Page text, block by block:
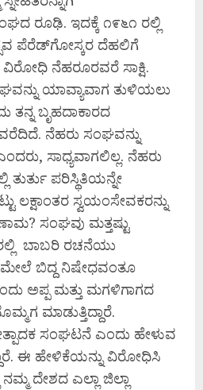
ರೂಢಿ. ಇದಕ್ಕೆ ೧೯೬೧ ರಲ್ಲಿ
ಪೆರೆಡ್‌ಗೋಸ್ಕರ ದೆಹಲಿಗೆ
ವಿರೋಧಿ ನೆಹರೂರವರೆ ಸಾಕ್ಷಿ.
ಯಾವ್ಯಾವಾಗ ತುಳಿಯಲು
ತನ್ನ ಬೃಹದಾಕಾರದ
ನೆಹರು ಸಂಘವನ್ನು
ಸಾಧ್ಯವಾಗಲಿಲ್ಲ. ನೆಹರು
ಪರಿಸ್ಥಿತಿಯನ್ನೇ
ಲಕ್ಷಾಂತರ ಸ್ವಯಂಸೇವಕರನ್ನು
ಸಂಘವು ಮತ್ತಷ್ಟು
ಬಾಬರಿ ರಚನೆಯು
ಬಿದ್ದ ನಿಷೇಧವಂತೂ
ಅಪ್ಪ ಮತ್ತು ಮಗಳಿಗಾಗದ
ಮಾಡುತ್ತಿದ್ದಾರೆ.
ಸಂಘಟನೆ ಎಂದು ಹೇಳುವ
ಈ ಹೇಳಿಕೆಯನ್ನು ವಿರೋಧಿಸಿ
ದೇಶದ ಎಲ್ಲಾ ಜಿಲ್ಲಾ